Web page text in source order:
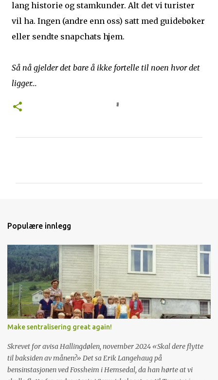
lang historie og stamkunder. Alt det vi turister
vil ha. Ingen (andre enn oss) satt med guidebøker
eller sendte snapchats hjem.
Så nå gjelder det bare å ikke fortelle til noen hvor det
ligger...
a
r
e
r
Populære innlegg
Make sentralisering great again!
Skrevet for avisa Hallingdølen, november 2024 «Skal dere flytte
til baksiden av månen?» Det sa Erik Langehaug på
bensinstasjonen ved Fossheim i Hemsedal, da han hørte at vi